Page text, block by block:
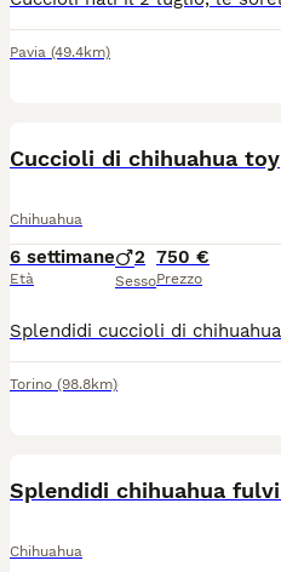
Pavia (49.4km)
Cuccioli di chihuahua toy
Chihuahua
6 settimane
Età
2
Sesso
750 €
Prezzo
Torino (98.8km)
Chihuahua